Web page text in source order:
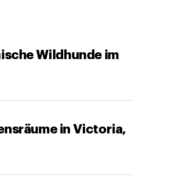
Wildhunde im
in Victoria,